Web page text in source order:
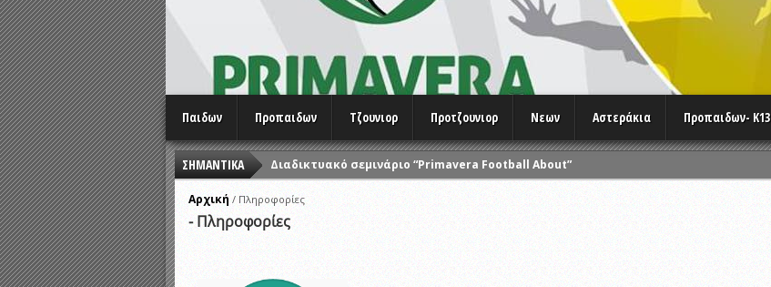
Παιδων Προπαιδων Τζουνιορ Προτζουνιορ Νεων Αστεράκια Προπαιδων- K13
ΣΗΜΑΝΤΙΚΑ
Διαδικτυακό σεμινάριο “Primavera Football About”
ΑΝΑΒΟΛΗ ΟΛΩΝ ΤΩΝ ΑΓΩΝΩΝ
ΦΕΣΤΙΒΑΛ ΑΘΛΗΤΙΚΩΝ ΑΚΑΔΗΜΙΩΝ ΟΠΑΠ
Αρχική / Πληροφορίες
- Πληροφορίες